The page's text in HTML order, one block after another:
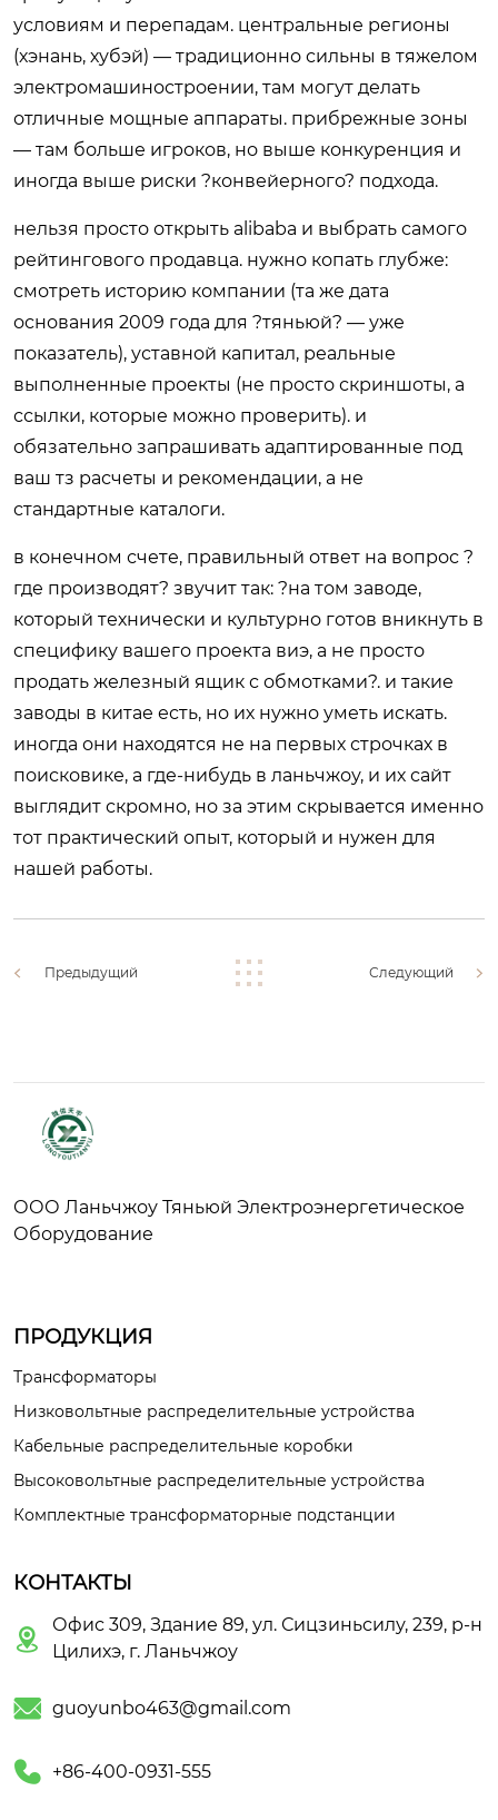
условиям и перепадам. центральные регионы
(хэнань, хубэй) — традиционно сильны в тяжелом
электромашиностроении, там могут делать
отличные мощные аппараты. прибрежные зоны
— там больше игроков, но выше конкуренция и
иногда выше риски ?конвейерного? подхода.
нельзя просто открыть alibaba и выбрать самого
рейтингового продавца. нужно копать глубже:
смотреть историю компании (та же дата
основания 2009 года для ?тяньюй? — уже
показатель), уставной капитал, реальные
выполненные проекты (не просто скриншоты, а
ссылки, которые можно проверить). и
обязательно запрашивать адаптированные под
ваш тз расчеты и рекомендации, а не
стандартные каталоги.
в конечном счете, правильный ответ на вопрос ?
где производят? звучит так: ?на том заводе,
который технически и культурно готов вникнуть в
специфику вашего проекта виэ, а не просто
продать железный ящик с обмотками?. и такие
заводы в китае есть, но их нужно уметь искать.
иногда они находятся не на первых строчках в
поисковике, а где-нибудь в ланьчжоу, и их сайт
выглядит скромно, но за этим скрывается именно
тот практический опыт, который и нужен для
нашей работы.
Предыдущий Следующий
ООО Ланьчжоу Тяньюй Электроэнергетическое
Оборудование
ПРОДУКЦИЯ
Трансформаторы
Низковольтные распределительные устройства
Кабельные распределительные коробки
Высоковольтные распределительные устройства
Комплектные трансформаторные подстанции
КОНТАКТЫ

Офис 309, Здание 89, ул. Сицзиньсилу, 239, р-н
Цилихэ, г. Ланьчжоу
 guoyunbo463@gmail.com
 +86-400-0931-555